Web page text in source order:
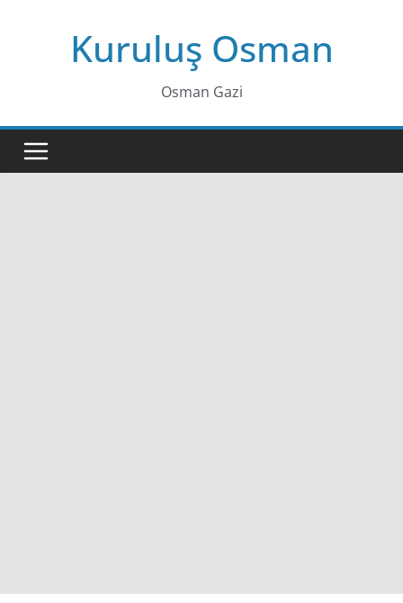
Kuruluş Osman
Osman Gazi